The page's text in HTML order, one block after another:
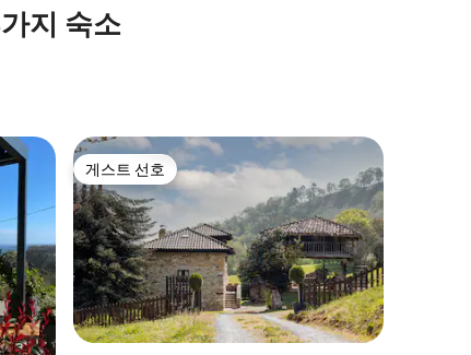
지 숙소
게스트 선호
게스트 선호